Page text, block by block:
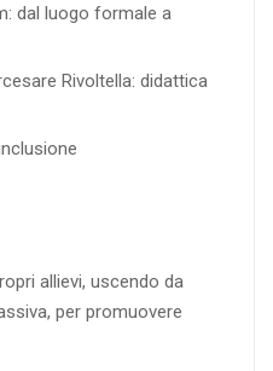
dal luogo formale a
Rivoltella: didattica
allievi, uscendo da
per promuovere